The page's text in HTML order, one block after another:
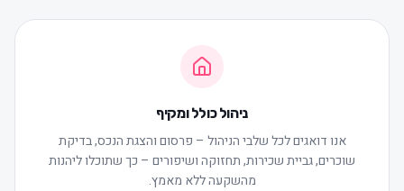
ניהול כולל ומקיף
אנו דואגים לכל שלבי הניהול – פרסום והצגת הנכס, בדיקת
שוכרים, גביית שכירות, תחזוקה ושיפורים – כך שתוכלו ליהנות
מהשקעה ללא מאמץ.